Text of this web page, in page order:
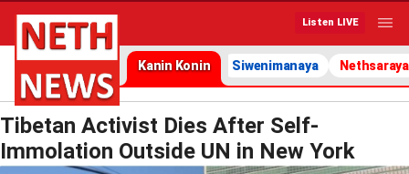
Listen LIVE
Kanin Konin Siwenimanaya Nethsaraya
Tibetan Activist Dies After Self-
Immolation Outside UN in New York